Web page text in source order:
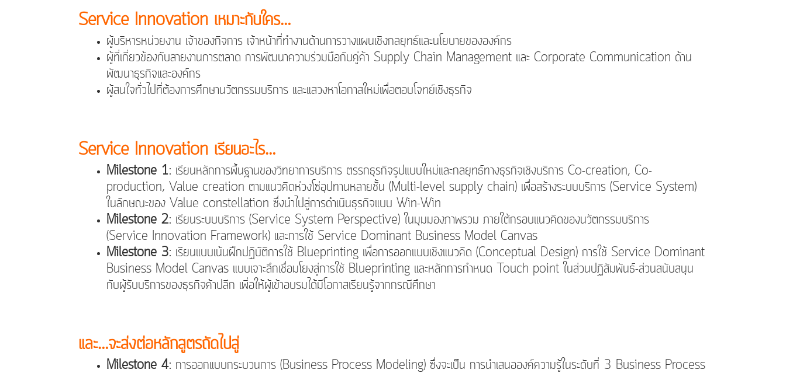
Service Innovation เหมาะกับใคร…
ผู้บริหารหน่วยงาน เจ้าของกิจการ เจ้าหน้าที่ทำงานด้านการวางแผนเชิงกลยุทธ์และนโยบายขององค์กร
ผู้ที่เกี่ยวข้องกับสายงานการตลาด การพัฒนาความร่วมมือกับคู่ค้า Supply Chain Management และ Corporate Communication ด้าน
พัฒนาธุรกิจและองค์กร
ผู้สนใจทั่วไปที่ต้องการศึกษานวัตกรรมบริการ และแสวงหาโอกาสใหม่เพื่อตอบโจทย์เชิงธุรกิจ
Service Innovation เรียนอะไร…
Milestone 1: เรียนหลักการพื้นฐานของวิทยาการบริการ ตรรกธุรกิจรูปแบบใหม่และกลยุทธ์ทางธุรกิจเชิงบริการ Co-creation, Co-
production, Value creation ตามแนวคิดห่วงโซ่อุปทานหลายชั้น (Multi-level supply chain) เพื่อสร้างระบบบริการ (Service System)
ในลักษณะของ Value constellation ซึ่งนำไปสู่การดำเนินธุรกิจแบบ Win-Win
Milestone 2: เรียนระบบบริการ (Service System Perspective) ในมุมมองภาพรวม ภายใต้กรอบแนวคิดของนวัตกรรมบริการ
(Service Innovation Framework) และการใช้ Service Dominant Business Model Canvas
Milestone 3: เรียนแบบเน้นฝึกปฏิบัติการใช้ Blueprinting เพื่อการออกแบบเชิงแนวคิด (Conceptual Design) การใช้ Service Dominant
Business Model Canvas แบบเจาะลึกเชื่อมโยงสู่การใช้ Blueprinting และหลักการกำหนด Touch point ในส่วนปฏิสัมพันธ์-ส่วนสนับสนุน
กับผู้รับบริการของธุรกิจค้าปลีก เพี่อให้ผู้เข้าอบรมได้มีโอกาสเรียนรู้จากกรณีศึกษา
และ…จะส่งต่อหลักสูตรถัดไปสู่
Milestone 4: การออกแบบกระบวนการ (Business Process Modeling) ซึ่งจะเป็น การนำเสนอองค์ความรู้ในระดับที่ 3 Business Process